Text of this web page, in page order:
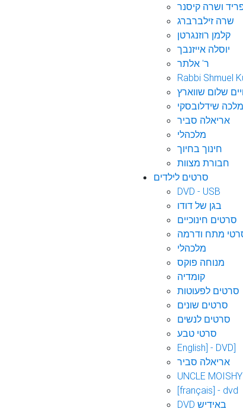
ושרה קיסנר
שרה זילברברג
קלמן רוזנגרטן
יוסלה אייזנבך
ר' אלתר
Rabbi Shmuel
שלום שווארץ
מלכה שידלובסקי
אריאלה סביר
מלכהלי
חינוך בחיוך
חבורת מצוות
סרטים לילדים
DVD - USB
בגן של דודו
סרטים חינוכיים
מתח ודרמה
מלכהלי
מנוחה פוקס
קומדיה
סרטים לפעוטות
סרטים שונים
סרטים לנשים
סרטי טבע
English] - DVD]
אריאלה סביר
UNCLE MOISHY
[français] - dvd
DVD באידיש